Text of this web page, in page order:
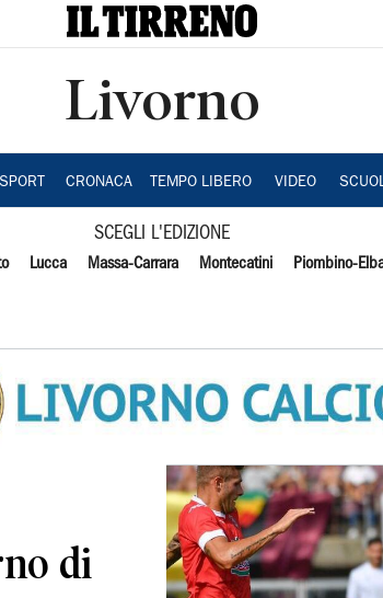
Livorno
SPORT CRONACA TEMPO LIBERO VIDEO
SCEGLI L'EDIZIONE
Lucca Massa-Carrara Montecatini Piombino-
di